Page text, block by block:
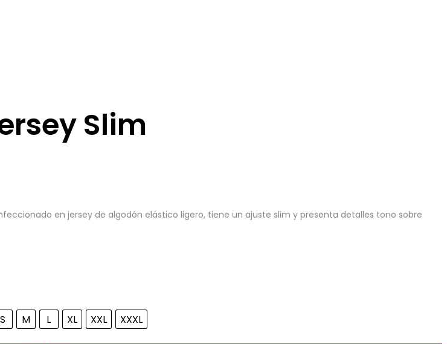
Slim
en jersey de algodón elástico ligero, tiene un ajuste slim y presenta detalles tono sobre
S M L XL XXL XXXL